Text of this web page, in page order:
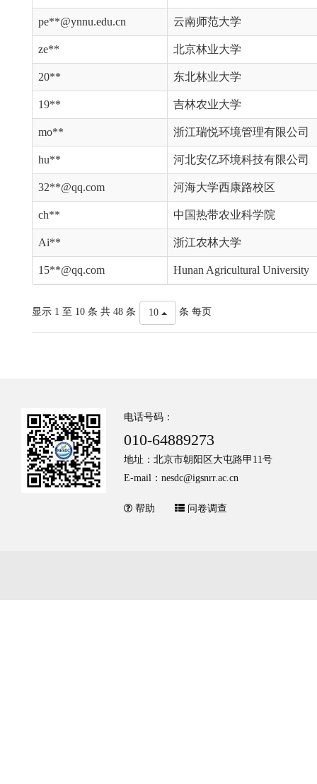
pe**@ynnu.edu.cn 云南师范大学
ze** 北京林业大学
20** 东北林业大学
19** 吉林农业大学
mo** 浙江瑞悦环境管理有限公司
hu** 河北安亿环境科技有限公司
32**@qq.com 河海大学西康路校区
ch** 中国热带农业科学院
Ai** 浙江农林大学
15**@qq.com Hunan Agricultural University
显示 1 至 10 条 共 48 条 10 条 每页
电话号码：
010-64889273
地址：北京市朝阳区大屯路甲11号
E-mail：nesdc@igsnrr.ac.cn
帮助 问卷调查